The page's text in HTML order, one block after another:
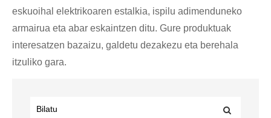
eskuoihal elektrikoaren estalkia, ispilu adimenduneko
armairua eta abar eskaintzen ditu. Gure produktuak
interesatzen bazaizu, galdetu dezakezu eta berehala
itzuliko gara.